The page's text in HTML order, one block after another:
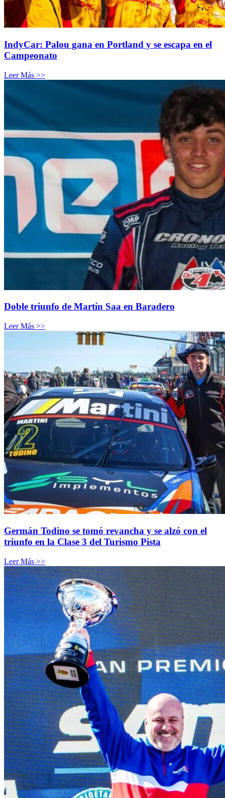
IndyCar: Palou gana en Portland y se escapa en el
Campeonato
Leer Más >>
Doble triunfo de Martín Saa en Baradero
Leer Más >>
Germán Todino se tomó revancha y se alzó con el
triunfo en la Clase 3 del Turismo Pista
Leer Más >>